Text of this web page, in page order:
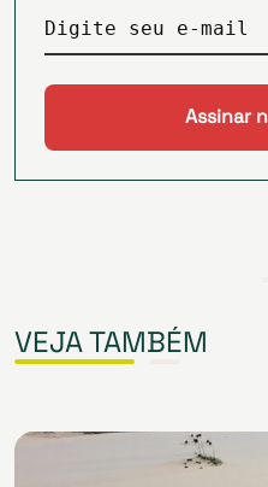
Digite seu e-mail
VEJA TAMBÉM